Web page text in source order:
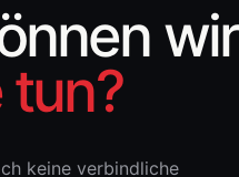
wir
tun?
keine verbindliche